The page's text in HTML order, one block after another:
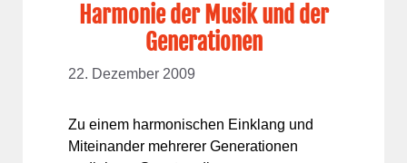
Harmonie der Musik und der
Generationen
22. Dezember 2009
Zu einem harmonischen Einklang und
Miteinander mehrerer Generationen